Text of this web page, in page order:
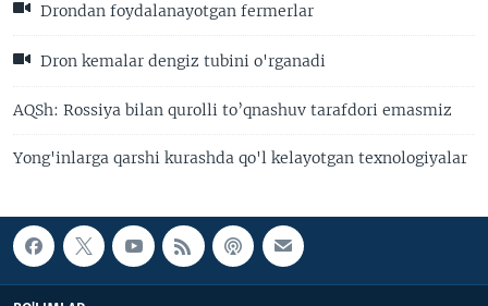
Drondan foydalanayotgan fermerlar
Dron kemalar dengiz tubini o'rganadi
AQSh: Rossiya bilan qurolli to’qnashuv tarafdori emasmiz
Yong'inlarga qarshi kurashda qo'l kelayotgan texnologiyalar